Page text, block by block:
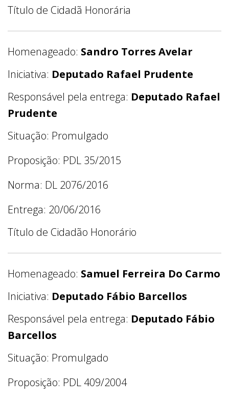
Título de Cidadã Honorária
Homenageado: Sandro Torres Avelar
Iniciativa: Deputado Rafael Prudente
Responsável pela entrega: Deputado Rafael
Prudente
Situação: Promulgado
Proposição: PDL 35/2015
Norma: DL 2076/2016
Entrega: 20/06/2016
Título de Cidadão Honorário
Homenageado: Samuel Ferreira Do Carmo
Iniciativa: Deputado Fábio Barcellos
Responsável pela entrega: Deputado Fábio
Barcellos
Situação: Promulgado
Proposição: PDL 409/2004